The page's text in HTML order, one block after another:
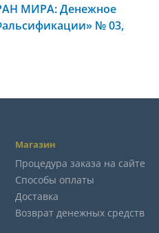
МИРА: Денежное
№ 03,
Магазин
Процедура заказа на сайте
Способы оплаты
Доставка
Возврат денежных средств